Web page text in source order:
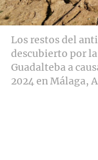
Los restos del
descubierto por la
Guadalteba a
2024 en Málaga,